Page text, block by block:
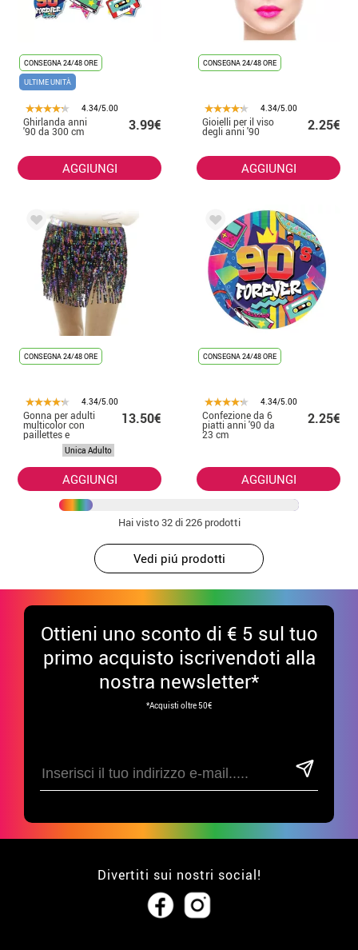
CONSEGNA 24/48 ORE
ULTIME UNITÀ
4.34/5.00
Ghirlanda anni
'90 da 300 cm 3.99€
AGGIUNGI
CONSEGNA 24/48 ORE
4.34/5.00
Gioielli per il viso
degli anni '90 2.25€
AGGIUNGI
CONSEGNA 24/48 ORE
4.34/5.00
Gonna per adulti
multicolor con
paillettes e
frange
13.50€
Unica Adulto
AGGIUNGI
CONSEGNA 24/48 ORE
4.34/5.00
Confezione da 6
piatti anni '90 da
23 cm
2.25€
AGGIUNGI
Hai visto32di 226 prodotti
Vedi piú prodotti
Ottieni uno sconto di € 5 sul tuo
primo acquisto iscrivendoti alla
nostra newsletter*
*Acquisti oltre 50€
Divertiti sui nostri social!